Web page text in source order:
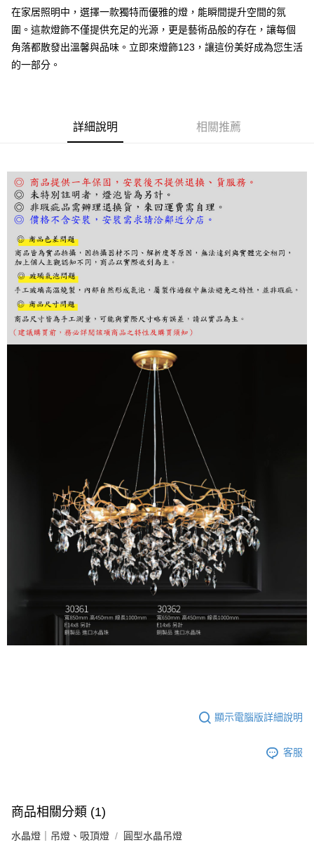
Google Pay
全盈+PAY
AFTEE先享後付
【「AFTEE先享後付」結帳流程】
１．於結帳方式選擇「AFTEE先享後付」後，將跳轉至「AFTEE先享後付」
結帳頁面，進行簡訊認證並確認金額後，即可完成結帳。
２．訂單成立數日內，您將收到繳費通知簡訊。
３．收到繳費通知簡訊後14天內，點擊此簡訊中的連結，可透過四大超商／
ATM／網路銀行／等多元方式進行付款，方視為交易完成。
※ 請注意：結帳手續完成當下不需立刻繳費，但若您需要取消訂單，請聯絡
購買商品的店家。未經商家同意取消之訂單仍視為有效，需透過AFTEE先享
後付繳納相關費用。
※ 交易是否成功請以「AFTEE先享後付 」之結帳頁面顯示為準，若有關於
是否繳費成功／繳費後需取消欲退款等相關疑問，請聯繫「AFTEE先享後付
客戶支援中心」
https://netprotections.freshdesk.com/support/home
１．透過由恩沛科技股份有限公司提供之「AFTEE先享後付」服務完成之交
易，需依本服務之必要範圍內提供個人資料，並將交易相關給付款項請求債
權轉讓予恩沛科技股份有限公司。
２．關於個人資料處理事宜，請瀏覽以下網址：
https://aftee.tw/terms/#terms3
３．未成年的使用者請事先徵得法定代理人或監護人之同意方可使用
「AFTEE先享後付」，若未經同意申辦者引起之損失，本公司不負相關責
４．使用「AFTEE先享後付」時，將依據個別帳號之用戶狀況，依本公司即
時審查核予不同之上限額度；若仍有額度不足之情形，本公司將視審查結果
請求用戶進行身份認證。
５．嚴禁一人註冊多個帳號或使用他人資訊註冊。若發現惡意使用之情形，
恩沛科技股份有限公司將有權停止該用戶之使用額度並採取法律行動。
每筆NT$180，滿NT$5,000(含以上)免運費
在家居照明中，選擇一款獨特而優雅的燈，能瞬間提升空間的氛
圍。這款燈飾不僅提供充足的光源，更是藝術品般的存在，讓每個
角落都散發出溫馨與品味。立即來燈飾123，讓這份美好成為您生活
的一部分。
詳細說明 相關推薦
顯示電腦版詳細說明
客服
商品相關分類 (1)
水晶燈｜吊燈、吸頂燈 圓型水晶吊燈